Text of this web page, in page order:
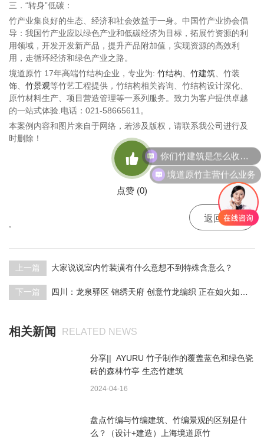
三．“转身”低碳：
竹产业集良好的生态、经济和社会效益于一身。中国竹产业协会倡
导：我国竹产业应以绿色产业和低碳经济为目标，拓展竹资源的利
用领域，开发开发新产品，提升产品附加值，实现资源的高效利
用，走循环经济和绿色产业之路。
境道原竹 17年高端竹结构企业，专业为: 竹结构、 竹建筑、竹装
饰、 竹景观等竹艺工程提供，竹结构相关咨询、竹结构设计深化、
原竹材料生产、项目营造管理等一系列服务。致力为客户提供卓越
的一站式体验.电话：021-58665611。
本案例内容和图片来自于网络，若涉及版权，请联系我公司进行及
时删除！

点赞 (0)
,
返回 
上一篇 大家说说室内竹装潢有什么意想不到特殊含意么？
下一篇 四川：龙泉驿区 锦绣天府 创意竹龙编织 正在如火如荼施工中
相关新闻 RELATED NEWS
分享|| AYURU 竹子制作的覆盖蓝色和绿色瓷
砖的森林竹亭 生态竹建筑
2024-04-16
盘点竹编与竹编建筑、竹编景观的区别是什
么？（设计+建造）上海境道原竹
境道原竹主营什么业务